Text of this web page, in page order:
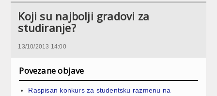
Koji su najbolji gradovi za
studiranje?
13/10/2013 14:00
Povezane objave
Raspisan konkurs za studentsku razmenu na